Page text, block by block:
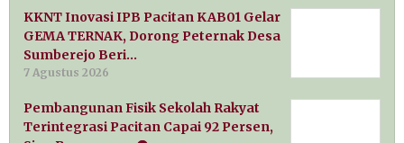
KKNT Inovasi IPB Pacitan KAB01 Gelar
GEMA TERNAK, Dorong Peternak Desa
Sumberejo Beri…
7 Agustus 2026
Pembangunan Fisik Sekolah Rakyat
Terintegrasi Pacitan Capai 92 Persen,